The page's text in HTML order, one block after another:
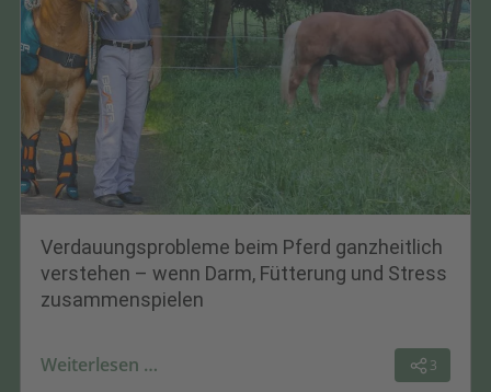
Verdauungsprobleme beim Pferd ganzheitlich
verstehen – wenn Darm, Fütterung und Stress
zusammenspielen
Weiterlesen … 3